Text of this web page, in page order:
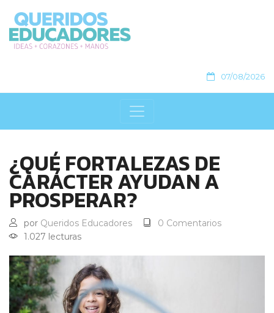
07/08/2026
¿QUÉ FORTALEZAS DE
CARÁCTER AYUDAN A
PROSPERAR?
por Queridos Educadores
0 Comentarios
1.027 lecturas